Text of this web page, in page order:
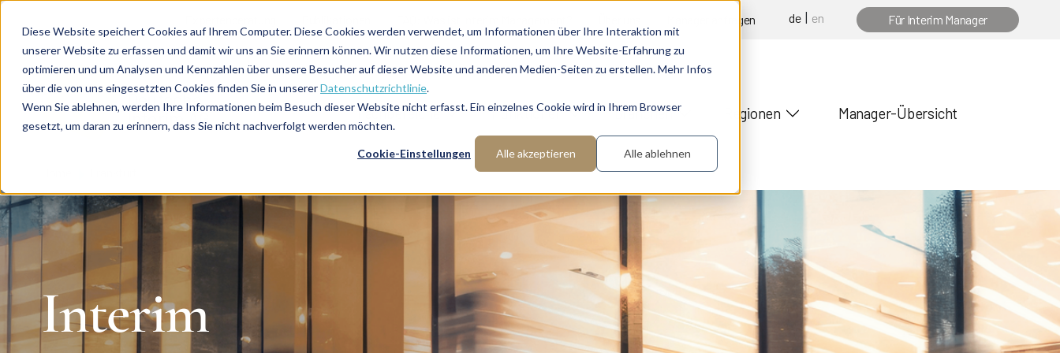
Diese Website speichert Cookies auf Ihrem Computer. Diese Cookies werden verwendet, um Informationen über Ihre Interaktion mit
unserer Website zu erfassen und damit wir uns an Sie erinnern können. Wir nutzen diese Informationen, um Ihre Website-Erfahrung zu
optimieren und um Analysen und Kennzahlen über unsere Besucher auf dieser Website und anderen Medien-Seiten zu erstellen. Mehr Infos
über die von uns eingesetzten Cookies finden Sie in unsererDatenschutzrichtlinie.
Wenn Sie ablehnen, werden Ihre Informationen beim Besuch dieser Website nicht erfasst. Ein einzelnes Cookie wird in Ihrem Browser
gesetzt, um daran zu erinnern, dass Sie nicht nachverfolgt werden möchten.
Cookie-Einstellungen Alle akzeptieren Alle ablehnen
Manager anfragen de en Für Interim Manager
Deutsche
InterimAG Fachbereiche Funktionen Branchen Regionen Manager-Übersicht
Interim